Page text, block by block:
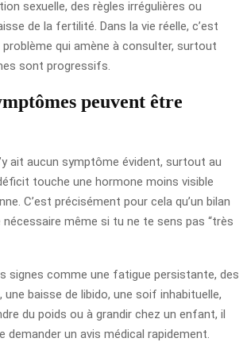
sexuelle, des règles irrégulières ou
de la fertilité. Dans la vie réelle, c’est
qui amène à consulter, surtout
sont progressifs.
peuvent être
ait aucun symptôme évident, surtout au
touche une hormone moins visible
C’est précisément pour cela qu’un bilan
même si tu ne te sens pas “très
signes comme une fatigue persistante, des
une baisse de libido, une soif inhabituelle,
du poids ou à grandir chez un enfant, il
demander un avis médical rapidement.